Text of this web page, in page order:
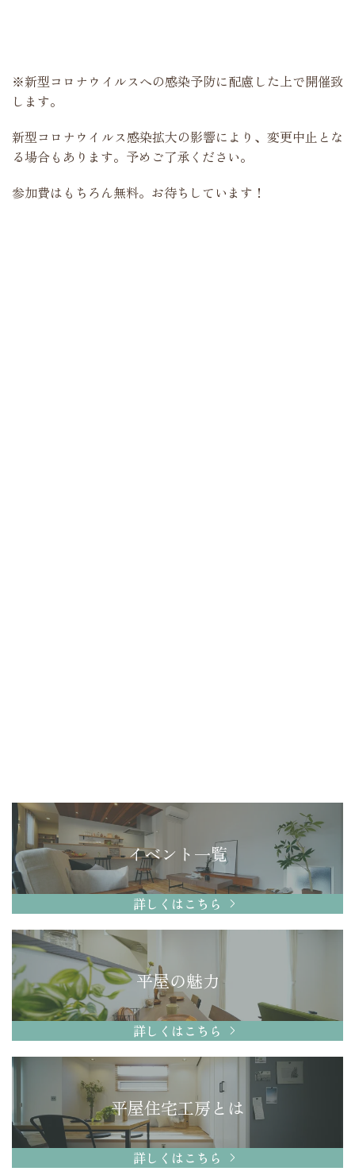
※新型コロナウイルスへの感染予防に配慮した上で開催致
します。
新型コロナウイルス感染拡大の影響により、変更中止とな
る場合もあります。予めご了承ください。
参加費はもちろん無料。お待ちしています！
イベント一覧
詳しくはこちら
平屋の魅力
詳しくはこちら
平屋住宅工房とは
詳しくはこちら